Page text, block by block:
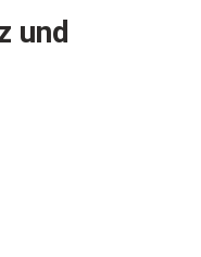
und